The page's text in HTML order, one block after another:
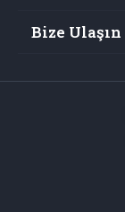
Bize Ulaşın